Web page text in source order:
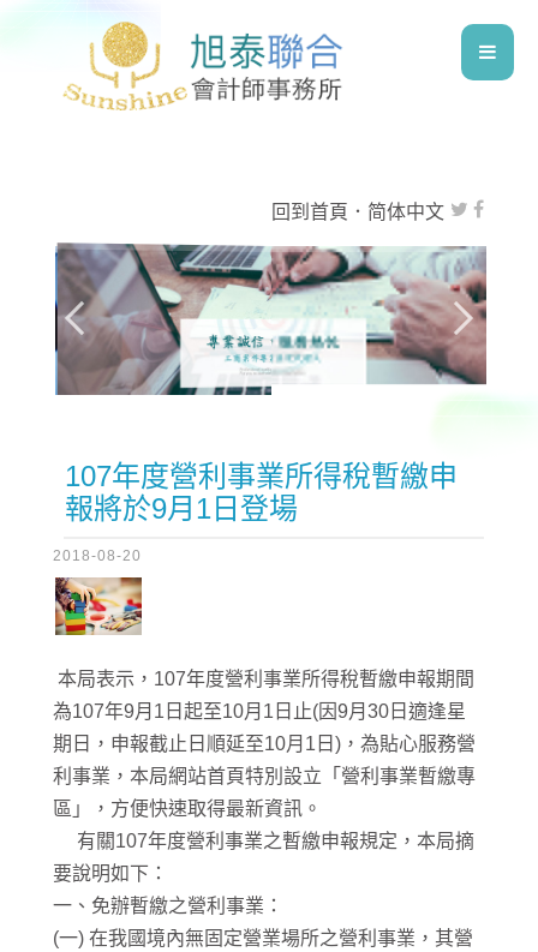
回到首頁 ． 简体中文
107年度營利事業所得稅暫繳申
報將於9月1日登場
2018-08-20
本局表示，107年度營利事業所得稅暫繳申報期間
為107年9月1日起至10月1日止(因9月30日適逢星
期日，申報截止日順延至10月1日)，為貼心服務營
利事業，本局網站首頁特別設立「營利事業暫繳專
區」，方便快速取得最新資訊。
有關107年度營利事業之暫繳申報規定，本局摘
要說明如下：
一、免辦暫繳之營利事業：
(一) 在我國境內無固定營業場所之營利事業，其營